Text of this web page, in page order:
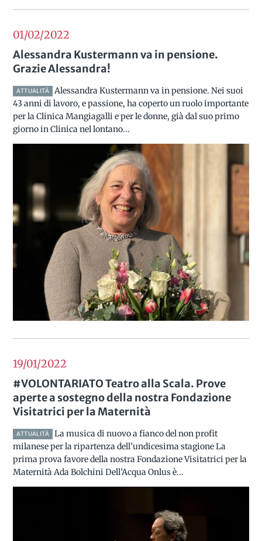
01/022022
Alessandra Kustermann va in pensione.
Grazie Alessandra!
ATTUALITÀ
Alessandra Kustermann va in pensione. Nei suoi
43 anni di lavoro, e passione, ha coperto un ruolo importante
per la Clinica Mangiagalli e per le donne, già dal suo primo
giorno in Clinica nel lontano...
19/012022
#VOLONTARIATO Teatro alla Scala. Prove
aperte a sostegno della nostra Fondazione
Visitatrici per la Maternità
ATTUALITÀ
La musica di nuovo a fianco del non profit
milanese per la ripartenza dell’undicesima stagione La
prima prova favore della nostra Fondazione Visitatrici per la
Maternità Ada Bolchini Dell’Acqua Onlus è...